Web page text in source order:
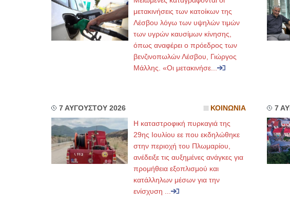
μετακινήσεις των κατοίκων της
Λέσβου λόγω των υψηλών τιμών
των υγρών καυσίμων κίνησης,
όπως αναφέρει ο πρόεδρος των
βενζινοπωλών Λέσβου, Γιώργος
Μάλλης. «Οι μετακινήσε...
7 ΑΥΓΟΥΣΤΟΥ 2026 ΚΟΙΝΩΝΙΑ
Η καταστροφική πυρκαγιά της
29ης Ιουλίου εε που εκδηλώθηκε
στην περιοχή του Πλωμαρίου,
ανέδειξε τις αυξημένες ανάγκες για
προμήθεια εξοπλισμού και
κατάλληλων μέσων για την
ενίσχυση ...
7